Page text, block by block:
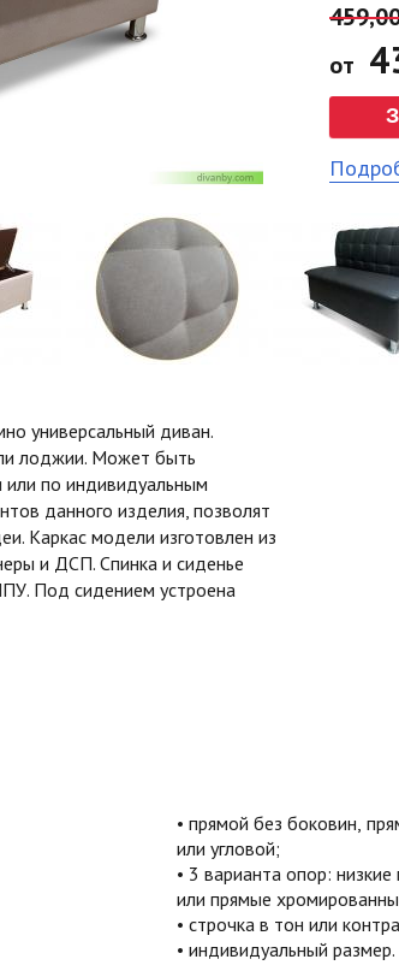
от
универсальный диван.
лоджии. Может быть
или по индивидуальным
данного изделия, позволят
Каркас модели изготовлен из
и ДСП. Спинка и сиденье
Под сидением устроена
прямой без боковин,
или угловой;
3 варианта опор:
или прямые
строчка в тон или
индивидуальный размер.